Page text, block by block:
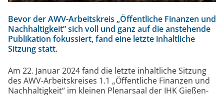
Bevor der AWV-Arbeitskreis „Öffentliche Finanzen und
Nachhaltigkeit” sich voll und ganz auf die anstehende
Publikation fokussiert, fand eine letzte inhaltliche
Sitzung statt.
Am 22. Januar 2024 fand die letzte inhaltliche Sitzung
des AWV-Arbeitskreises 1.1 „Öffentliche Finanzen und
Nachhaltigkeit“ im kleinen Plenarsaal der IHK Gießen-